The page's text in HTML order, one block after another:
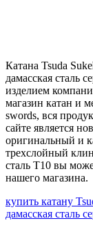
Катана Tsuda
дамасская сталь
изделием
магазин катан и
swords, вся
сайте является
оригинальный и
трехслойный
сталь T10 вы
нашего магазина.
купить катану
дамасская сталь